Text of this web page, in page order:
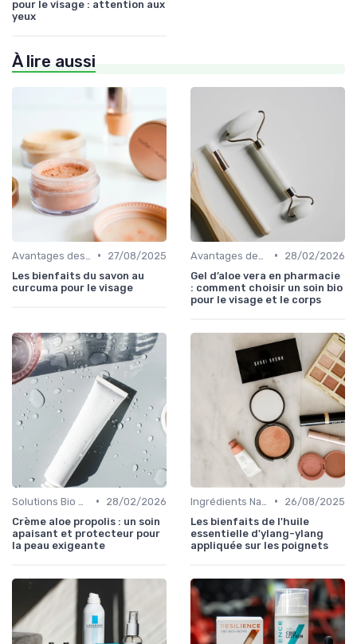
pour le visage : attention aux
yeux
À lire aussi
•
27/08/2025
Les bienfaits du savon au
curcuma pour le visage
•
28/02/2026
Gel d’aloe vera en pharmacie
: comment choisir un soin bio
pour le visage et le corps
•
28/02/2026
Crème aloe propolis : un soin
apaisant et protecteur pour
la peau exigeante
•
26/08/2025
Les bienfaits de l'huile
essentielle d'ylang-ylang
appliquée sur les poignets